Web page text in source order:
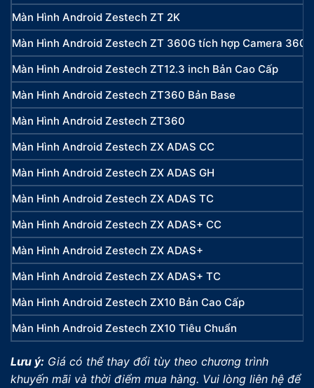
Màn Hình Android Zestech ZT 2K
Màn Hình Android Zestech ZT 360G tích hợp Camera 360
Màn Hình Android Zestech ZT12.3 inch Bản Cao Cấp
Màn Hình Android Zestech ZT360 Bản Base
Màn Hình Android Zestech ZT360
Màn Hình Android Zestech ZX ADAS CC
Màn Hình Android Zestech ZX ADAS GH
Màn Hình Android Zestech ZX ADAS TC
Màn Hình Android Zestech ZX ADAS+ CC
Màn Hình Android Zestech ZX ADAS+
Màn Hình Android Zestech ZX ADAS+ TC
Màn Hình Android Zestech ZX10 Bản Cao Cấp
Màn Hình Android Zestech ZX10 Tiêu Chuẩn
Lưu ý: Giá có thể thay đổi tùy theo chương trình
khuyến mãi và thời điểm mua hàng. Vui lòng liên hệ để